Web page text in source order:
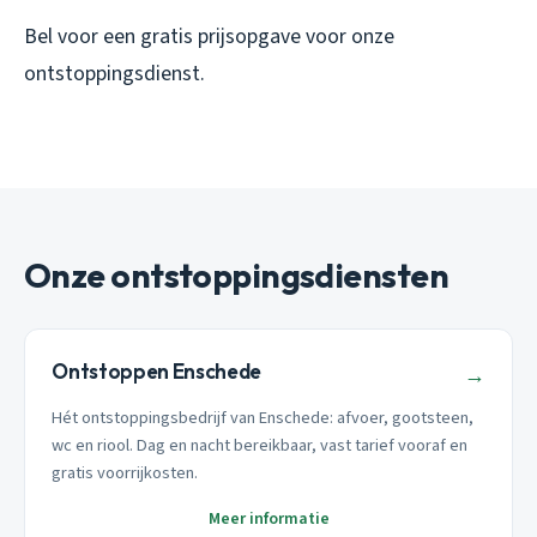
Bel voor een gratis prijsopgave voor onze
ontstoppingsdienst.
Onze ontstoppingsdiensten
Ontstoppen Enschede →
Hét ontstoppingsbedrijf van Enschede: afvoer, gootsteen,
wc en riool. Dag en nacht bereikbaar, vast tarief vooraf en
gratis voorrijkosten.
Meer informatie